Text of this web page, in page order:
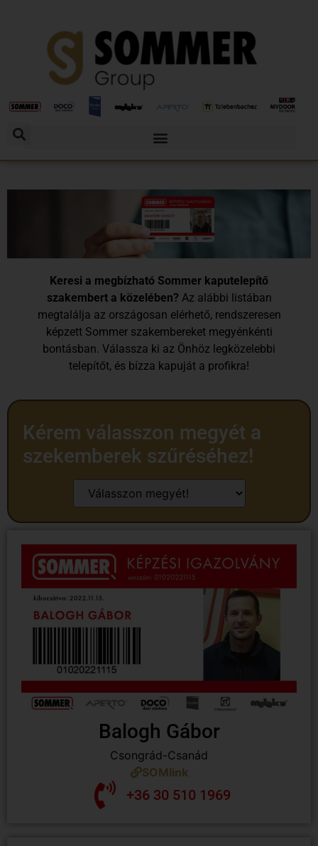
Keresi a megbízható Sommer kaputelepítő
szakembert a közelében? Az alábbi listában
megtalálja az országosan elérhető, rendszeresen
képzett Sommer szakembereket megyénkénti
bontásban. Válassza ki az Önhöz legközelebbi
telepítőt, és bízza kapuját a profikra!
Kérem válasszon megyét a
szekemberek szűréséhez!
Balogh Gábor
Csongrád-Csanád
SOMlink
+36 30 510 1969